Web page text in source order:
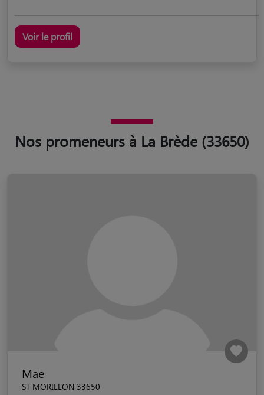
Voir le profil
Nos promeneurs à La Brède (33650)
Mae
ST MORILLON 33650